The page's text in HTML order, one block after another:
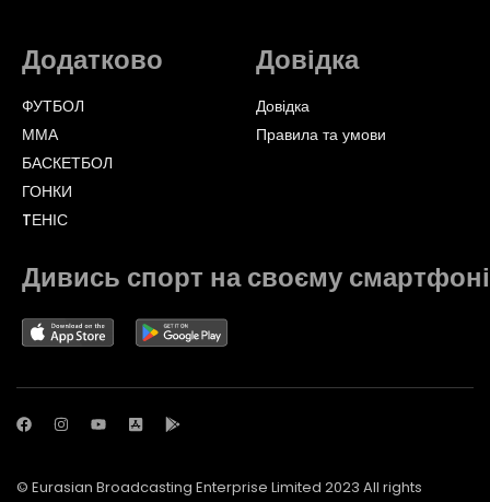
Додатково
ФУТБОЛ
ММА
БАСКЕТБОЛ
ГОНКИ
TЕНІС
Довідка
Довідка
Правила та умови
Дивись спорт на своєму смартфоні
© Eurasian Broadcasting Enterprise Limited 2023 All rights